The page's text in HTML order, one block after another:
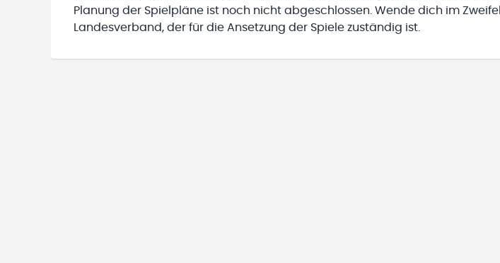
Planung der Spielpläne ist noch nicht abgeschlossen. Wende dich im
Landesverband, der für die Ansetzung der Spiele zuständig ist.